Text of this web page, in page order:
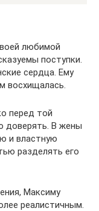
любимой
поступки.
сердца. Ему
восхищалась.
перед той
доверять. В жены
и властную
разделять его
Максиму
реалистичным.